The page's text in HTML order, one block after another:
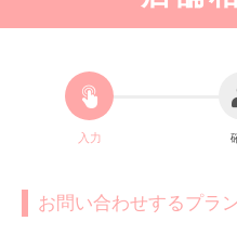
入力
お問い合わせするプラ